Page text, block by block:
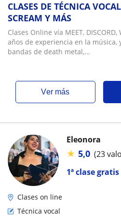
CLASES DE TÉCNICA
SCREAM Y MÁS
Clases Online vía MEET, DISCORD,
años de experiencia en la música,
bandas de death metal,...
ver más
1ª clase gratis
Eleonora
★ 5,0 (23
Clases on line
Técnica vocal